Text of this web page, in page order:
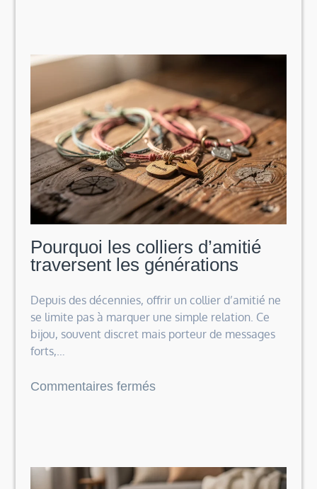
torii
réveille
l’envie
d’ailleurs
dans
une
pièce
trop
sage
Pourquoi les colliers d’amitié
traversent les générations
Depuis des décennies, offrir un collier d’amitié ne
se limite pas à marquer une simple relation. Ce
bijou, souvent discret mais porteur de messages
forts,…
Commentaires ferméssur
traversent